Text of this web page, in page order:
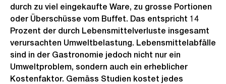
durch zu viel eingekaufte Ware, zu grosse Portionen
oder Überschüsse vom Buffet. Das entspricht 14
Prozent der durch Lebensmittelverluste insgesamt
verursachten Umweltbelastung. Lebensmittelabfälle
sind in der Gastronomie jedoch nicht nur ein
Umweltproblem, sondern auch ein erheblicher
Kostenfaktor. Gemäss Studien kostet jedes